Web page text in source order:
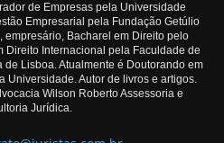
de Empresas pela Universidade
Empresarial pela Fundação Getúlio
empresário, Bacharel em Direito pelo
Direito Internacional pela Faculdade de
Lisboa. Atualmente é Doutorando em
Universidade. Autor de livros e artigos.
Wilson Roberto Assessoria e
Jurídica.